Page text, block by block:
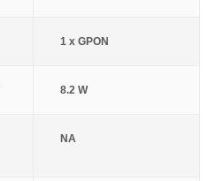
1 x GPON
8.2 W
NA